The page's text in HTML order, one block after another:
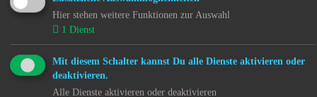
Kontakt
Alle Cookies löschen
Alle Zeiten sind
Copyright © 2017 - 2026 kjh-mov(e) All rights reserved - 9 Years
active.
Hier stehen weitere Funktionen zur Auswahl
1 Dienst
Mit diesem Schalter kannst Du alle Dienste aktivieren oder
deaktivieren.
Alle Dienste aktivieren oder deaktivieren